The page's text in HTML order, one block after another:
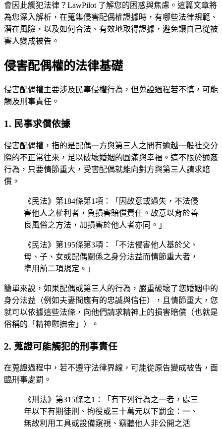
會因此觸犯法律？LawPilot 了解您的困惑與焦慮。這篇文章將
為您深入解析，在蒐集侵害配偶權證據時，有哪些法律規範、
潛在風險，以及如何合法、有效地取得證據，避免讓自己從被
害人變成被告。
侵害配偶權的法律基礎
侵害配偶權主要涉及民事侵權行為，但蒐證過程若不慎，可能
觸及刑事責任。
1. 民事求償依據
侵害配偶權，指的是配偶一方與第三人之間有逾越一般社交分
際的不正常往來，足以破壞婚姻的圓滿與幸福。這不限於通姦
行為，只要情節重大，受害配偶就能向對方與第三人請求賠
償。
《民法》第184條第1項：「因故意或過失，不法侵
害他人之權利者，負損害賠償責任。故意以背於善
良風俗之方法，加損害於他人者亦同。」
《民法》第195條第3項：「不法侵害他人基於父、
母、子、女或配偶關係之身分法益而情節重大者，
準用前二項規定。」
簡單來說，如果配偶或第三人的行為，嚴重破壞了您婚姻中的
身分法益（例如夫妻間應有的忠誠與信任），且情節重大，您
就可以依據這些法條，向他們請求精神上的損害賠償（也就是
俗稱的「精神慰撫金」）。
2. 蒐證可能觸犯的刑事責任
在蒐證過程中，若不遵守法律界線，可能從原告變成被告，面
臨刑事處罰。
《刑法》第315條之1：「有下列行為之一者，處三
年以下有期徒刑、拘役或三十萬元以下罰金：一、
無故利用工具或設備窺視、竊聽他人非公開之活